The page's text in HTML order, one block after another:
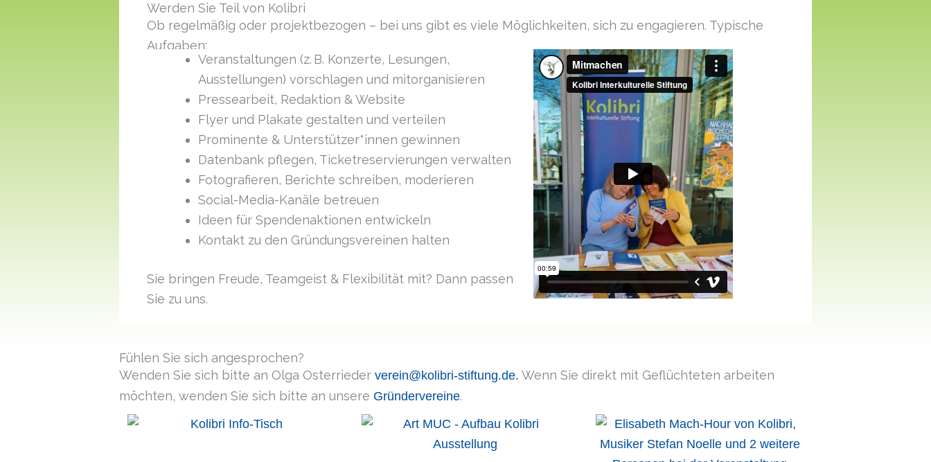
Werden Sie Teil von Kolibri
Ob regelmäßig oder projektbezogen – bei uns gibt es viele Möglichkeiten, sich zu engagieren. Typische
Aufgaben:
Veranstaltungen (z. B. Konzerte, Lesungen,
Ausstellungen) vorschlagen und mitorganisieren
Pressearbeit, Redaktion & Website
Flyer und Plakate gestalten und verteilen
Prominente & Unterstützer*innen gewinnen
Datenbank pflegen, Ticketreservierungen verwalten
Fotografieren, Berichte schreiben, moderieren
Social-Media-Kanäle betreuen
Ideen für Spendenaktionen entwickeln
Kontakt zu den Gründungs­vereinen halten
Sie bringen Freude, Teamgeist & Flexibilität mit? Dann passen
Sie zu uns.
Fühlen Sie sich angesprochen?
Wenden Sie sich bitte an Olga Osterrieder verein@kolibri-stiftung.de. Wenn Sie direkt mit Geflüchteten arbeiten
möchten, wenden Sie sich bitte an unsere Gründervereine.